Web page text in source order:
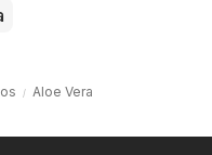
Aloe Vera